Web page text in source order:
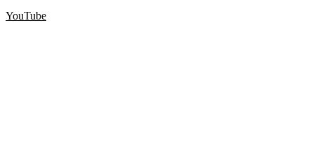
YouTube